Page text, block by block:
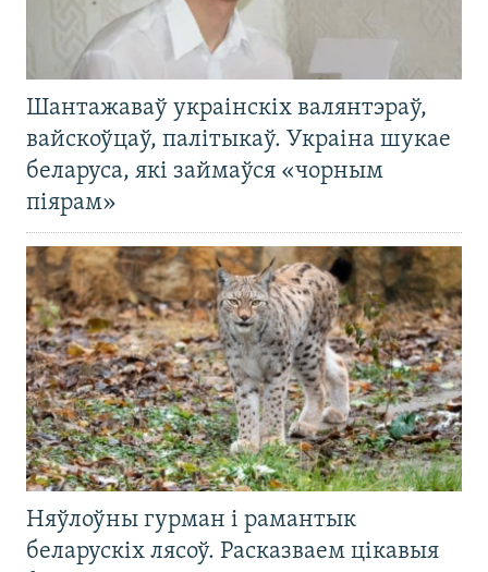
Шантажаваў украінскіх валянтэраў,
вайскоўцаў, палітыкаў. Украіна шукае
беларуса, які займаўся «чорным
піярам»
Няўлоўны гурман і рамантык
беларускіх лясоў. Расказваем цікавыя